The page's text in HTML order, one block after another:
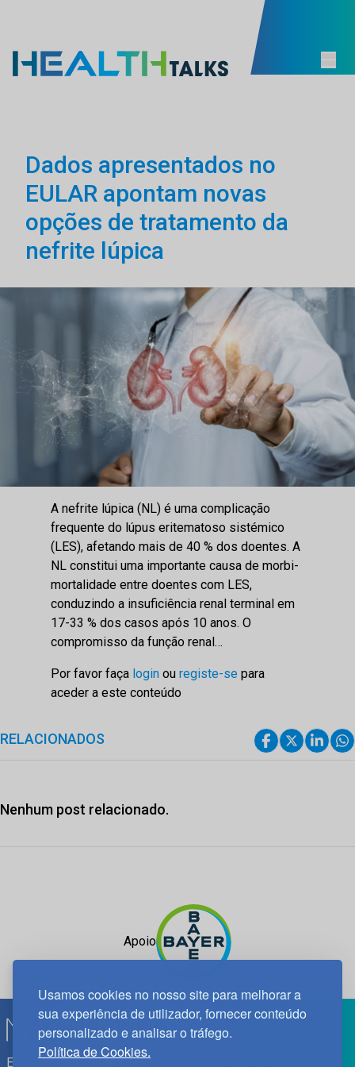
Usamos cookies no nosso site para melhorar a
sua experiência de utilizador, fornecer conteúdo
personalizado e analisar o tráfego.
Política de Cookies.
Dados apresentados no
EULAR apontam novas
opções de tratamento da
nefrite lúpica
A nefrite lúpica (NL) é uma complicação
frequente do lúpus eritematoso sistémico
(LES), afetando mais de 40 % dos doentes. A
NL constitui uma importante causa de morbi-
mortalidade entre doentes com LES,
conduzindo a insuficiência renal terminal em
17-33 % dos casos após 10 anos. O
compromisso da função renal…
Por favor faça login ou registe-se para
aceder a este conteúdo
RELACIONADOS
Nenhum post relacionado.
Apoio
Edif. Lisboa Oriente | Av. Infante D. Henrique, n.º 333H, esc.